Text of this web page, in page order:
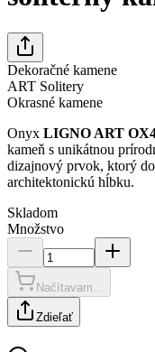
Dekoračné kamene
ART Solitery
Okrasné kamene
Onyx LIGNO ART
kameň s unikátnou
dizajnový prvok, ktorý
architektonickú hĺbku.
Skladom
Množstvo
Načítavam...
Zdieľať